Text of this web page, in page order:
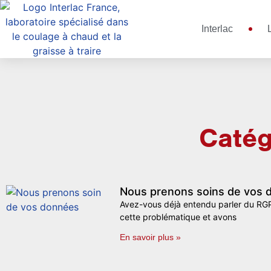
Interlac
Nous prenons soins de vos
Avez-vous déjà entendu parler du
cette problématique et avons
En savoir plus »